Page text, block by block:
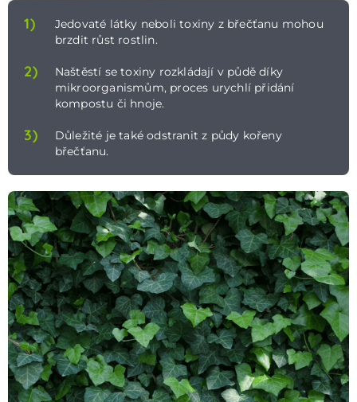
1)
Jedovaté látky neboli toxiny z břečťanu mohou
brzdit růst rostlin.
2)
Naštěstí se toxiny rozkládají v půdě díky
mikroorganismům, proces urychlí přidání
kompostu či hnoje.
3)
Důležité je také odstranit z půdy kořeny
břečťanu.